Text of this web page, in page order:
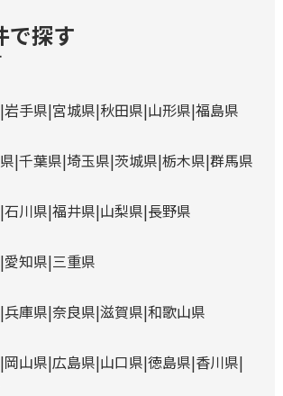
で探す
岩手県 宮城県 秋田県 山形県 福島県
千葉県 埼玉県 茨城県 栃木県 群馬県
石川県 福井県 山梨県 長野県
愛知県 三重県
兵庫県 奈良県 滋賀県 和歌山県
岡山県 広島県 山口県 徳島県 香川県